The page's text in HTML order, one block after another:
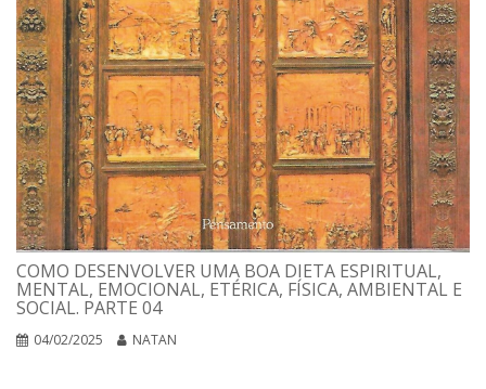
COMO DESENVOLVER UMA BOA DIETA ESPIRITUAL,
MENTAL, EMOCIONAL, ETÉRICA, FÍSICA, AMBIENTAL E
SOCIAL. PARTE 04
04/02/2025 NATAN